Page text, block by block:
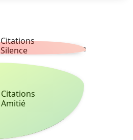
Citations
Silence
Citations
Amitié